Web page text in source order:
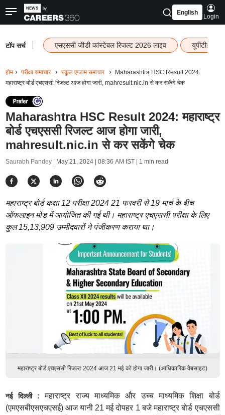
English
Login
टॉप सर्च एसएससी जीडी कांस्टेबल रिजल्ट 2026 लाइव यूपीटीईटी
होम परीक्षा समाचार स्कूल एग्जाम समाचार
Maharashtra HSC Result 2024:
महाराष्ट्र बोर्ड एचएससी रिजल्ट आज होगा जारी, mahresult.nic.in से कर सकेंगे चेक
Maharashtra HSC Result 2024: महाराष्ट्र
बोर्ड एचएससी रिजल्ट आज होगा जारी,
mahresult.nic.in से कर सकेंगे चेक
Saurabh Pandey | May 21, 2024 | 08:36 AM IST| 1 min read
महाराष्ट्र बोर्ड कक्षा 12 परीक्षा 2024 21 फरवरी से 19 मार्च के बीच
ऑफलाइन मोड में आयोजित की गई थी। महाराष्ट्र एचएससी परीक्षा के लिए
कुल 15,13,909 उम्मीदवारों ने पंजीकरण कराया था।
महाराष्ट्र बोर्ड एचएससी रिजल्ट 2024 आज 21 मई को होगा जारी। (आधिकारिक वेबसाइट)
नई दिल्ली :महाराष्ट्र राज्य माध्यमिक और उच्च माध्यमिक शिक्षा बोर्ड
(एमएसबीएसएचएसई) आज यानी 21 मई दोपहर 1 बजे महाराष्ट्र बोर्ड एचएससी